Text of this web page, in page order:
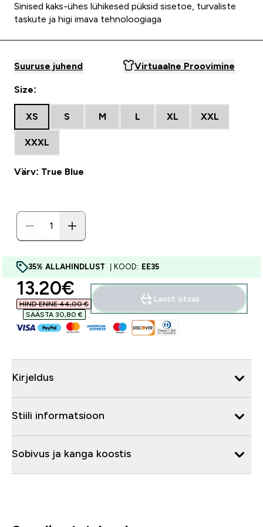
Sinised kaks-ühes lühikesed püksid sisetoe, turvaliste
taskute ja higi imava tehnoloogiaga
Suuruse juhend Virtuaalne Proovimine
Size:
XS S M L XL XXL
XXXL
Värv: True Blue
35% ALLAHINDLUST | KOOD: EE35
discounted price
13.20€‎
HIND ENNE 44,00 €‎
SÄÄSTA 30,80 €‎
Laost otsas
Kirjeldus
Stiili informatsioon
Sobivus ja kanga koostis